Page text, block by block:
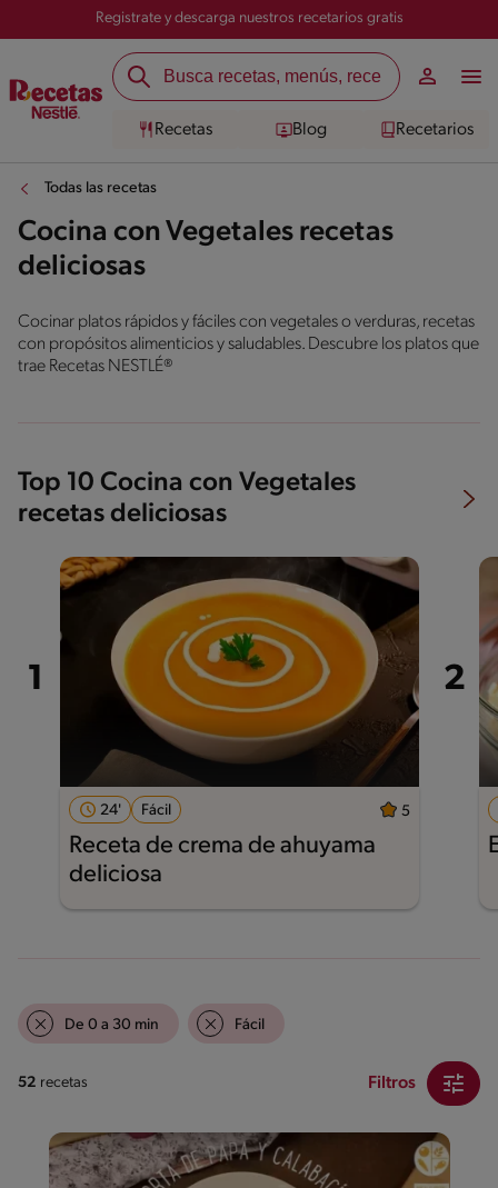
Registrate y descarga nuestros recetarios gratis
Recetas Blog Recetarios
Todas las recetas
Cocina con Vegetales recetas
deliciosas
Cocinar platos rápidos y fáciles con vegetales o verduras, recetas
con propósitos alimenticios y saludables. Descubre los platos que
trae Recetas NESTLÉ®
Top 10 Cocina con Vegetales
recetas deliciosas
24' Fácil 5
Receta de crema de ahuyama
deliciosa
De 0 a 30 min Fácil
52 recetas Filtros